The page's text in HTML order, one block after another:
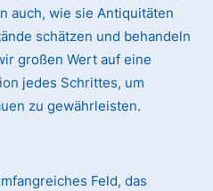
auch, wie sie Antiquitäten
schätzen und behandeln
großen Wert auf eine
jedes Schrittes, um
zu gewährleisten.
Feld, das